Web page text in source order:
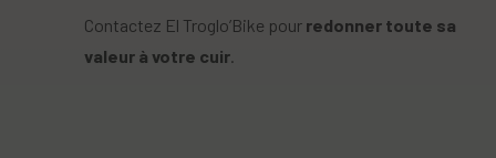
Contactez El Troglo’Bike pour redonner toute sa
valeur à votre cuir